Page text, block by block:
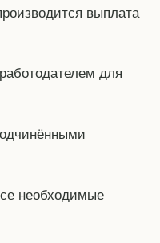
выплата
для
необходимые